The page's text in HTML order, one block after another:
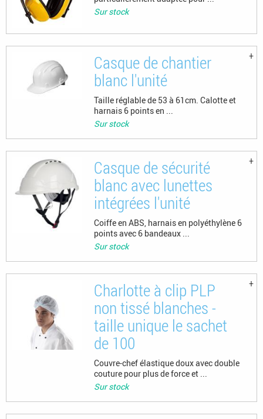
Sur stock
Casque de chantier
blanc l'unité
Taille réglable de 53 à 61cm. Calotte et
harnais 6 points en ...
Sur stock
Casque de sécurité
blanc avec lunettes
intégrées l'unité
Coiffe en ABS, harnais en polyéthylène 6
points avec 6 bandeaux ...
Sur stock
Charlotte à clip PLP
non tissé blanches -
taille unique le sachet
de 100
Couvre-chef élastique doux avec double
couture pour plus de force et ...
Sur stock